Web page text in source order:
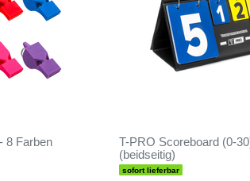
8 Farben
T-PRO Scoreboard (0-
(beidseitig)
sofort lieferbar